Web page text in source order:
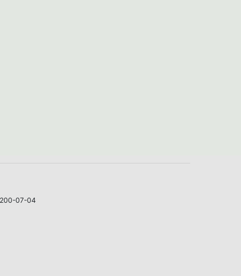
07-04